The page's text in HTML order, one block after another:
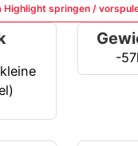
Highlight springen /
-